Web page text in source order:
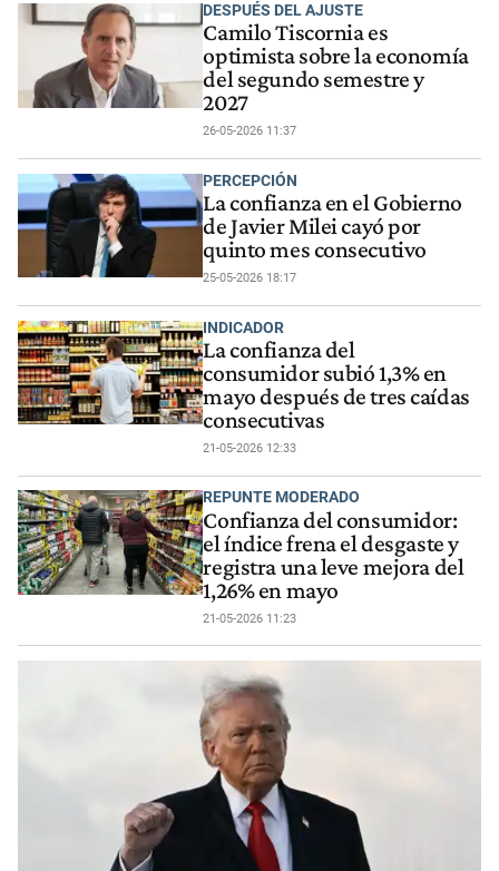
DESPUÉS DEL AJUSTE
Camilo Tiscornia es
optimista sobre la economía
del segundo semestre y
2027
26-05-2026 11:37
PERCEPCIÓN
La confianza en el Gobierno
de Javier Milei cayó por
quinto mes consecutivo
25-05-2026 18:17
INDICADOR
La confianza del
consumidor subió 1,3% en
mayo después de tres caídas
consecutivas
21-05-2026 12:33
REPUNTE MODERADO
Confianza del consumidor:
el índice frena el desgaste y
registra una leve mejora del
1,26% en mayo
21-05-2026 11:23